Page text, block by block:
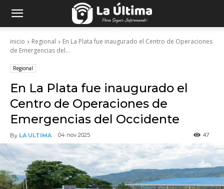
inicio Regional
En La Plata fue inaugurado el Centro de Operaciones
de Emergencias del...
Regional
En La Plata fue inaugurado el
Centro de Operaciones de
Emergencias del Occidente
By LA ULTIMA 04 nov 2025 47